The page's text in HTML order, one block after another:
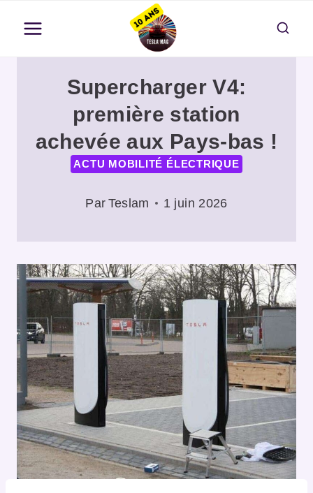
contenu
Supercharger V4:
première station
achevée aux Pays-bas !
ACTU MOBILITÉ ÉLECTRIQUE
Par Teslam 1 juin 2026